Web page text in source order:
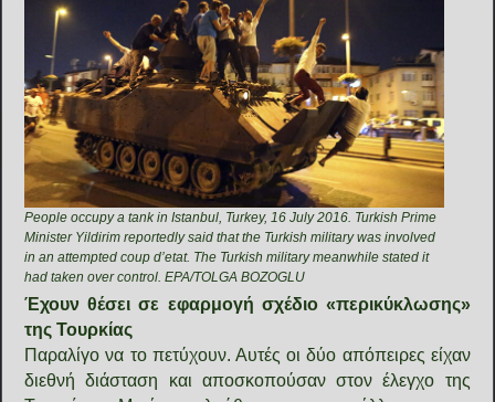
People occupy a tank in Istanbul, Turkey, 16 July 2016. Turkish Prime
Minister Yildirim reportedly said that the Turkish military was involved
in an attempted coup d’etat. The Turkish military meanwhile stated it
had taken over control. EPA/TOLGA BOZOGLU
Έχουν θέσει σε εφαρμογή σχέδιο «περικύκλωσης»
της Τουρκίας
Παραλίγο να το πετύχουν. Αυτές οι δύο απόπειρες είχαν
διεθνή διάσταση και αποσκοπούσαν στον έλεγχο της